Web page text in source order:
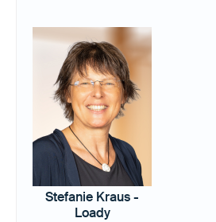
Stefanie Kraus -
Loady